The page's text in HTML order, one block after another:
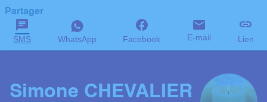
Partager
SMS WhatsApp Facebook E-mail Lien
Simone CHEVALIER